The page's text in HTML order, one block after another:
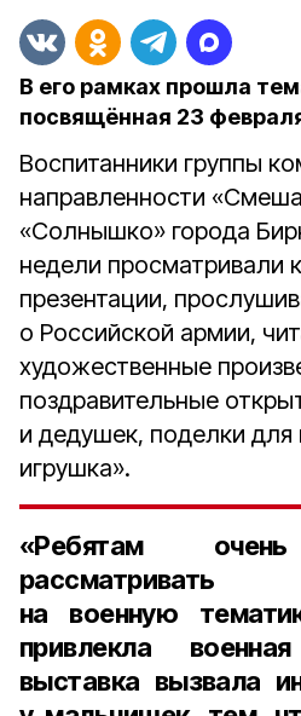
В его рамках прошла
посвящённая 23
Воспитанники группы
направленности
«Солнышко» города
недели просматривали
презентации,
о Российской армии,
художественные
поздравительные
и дедушек, поделки для
игрушка».
«Ребятам
рассматривать
на военную
привлекла
выставка вызвала